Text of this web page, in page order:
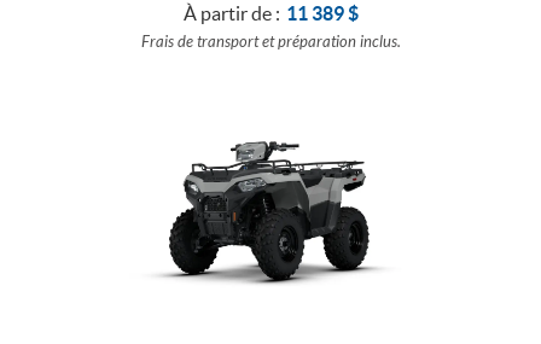
À partir de : 11 389$
Frais de transport et préparation inclus.